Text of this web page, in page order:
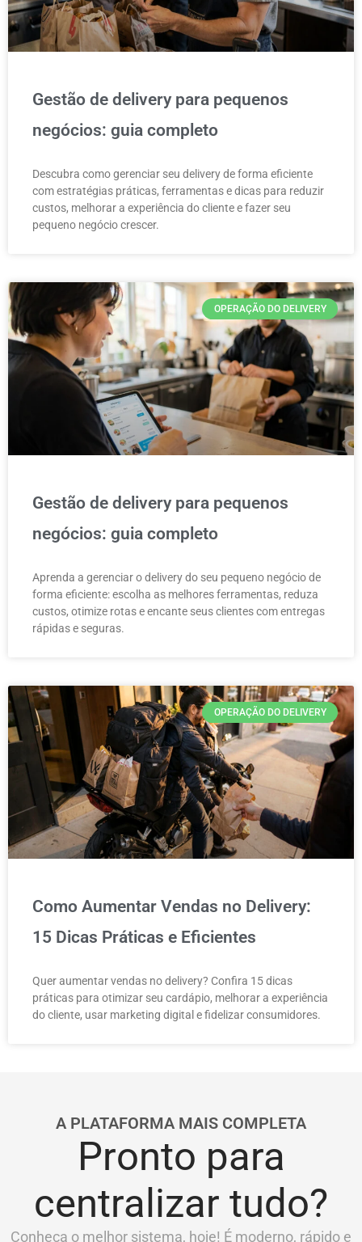
Gestão de delivery para pequenos
negócios: guia completo
Descubra como gerenciar seu delivery de forma eficiente
com estratégias práticas, ferramentas e dicas para reduzir
custos, melhorar a experiência do cliente e fazer seu
pequeno negócio crescer.
OPERAÇÃO DO DELIVERY
Gestão de delivery para pequenos
negócios: guia completo
Aprenda a gerenciar o delivery do seu pequeno negócio de
forma eficiente: escolha as melhores ferramentas, reduza
custos, otimize rotas e encante seus clientes com entregas
rápidas e seguras.
OPERAÇÃO DO DELIVERY
Como Aumentar Vendas no Delivery:
15 Dicas Práticas e Eficientes
Quer aumentar vendas no delivery? Confira 15 dicas
práticas para otimizar seu cardápio, melhorar a experiência
do cliente, usar marketing digital e fidelizar consumidores.
A PLATAFORMA MAIS COMPLETA
Pronto para
centralizar tudo?
Conheça o melhor sistema, hoje! É moderno, rápido e